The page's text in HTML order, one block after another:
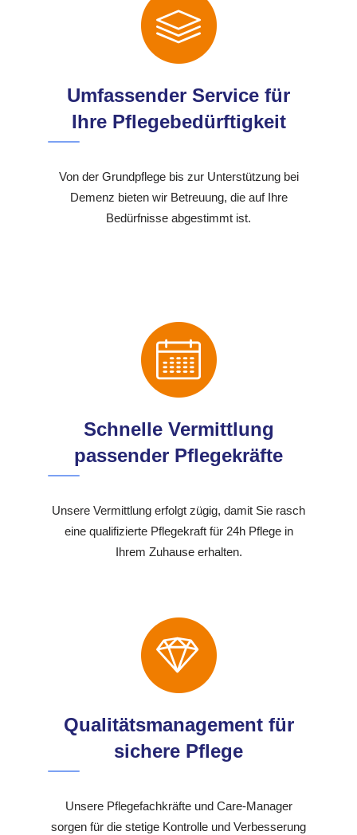
Umfassender Service für
Ihre Pflegebedürftigkeit
Von der Grundpflege bis zur Unterstützung bei
Demenz bieten wir Betreuung, die auf Ihre
Bedürfnisse abgestimmt ist.
Schnelle Vermittlung
passender Pflegekräfte
Unsere Vermittlung erfolgt zügig, damit Sie rasch
eine qualifizierte Pflegekraft für 24h Pflege in
Ihrem Zuhause erhalten.
Qualitätsmanagement für
sichere Pflege
Unsere Pflegefachkräfte und Care-Manager
sorgen für die stetige Kontrolle und Verbesserung